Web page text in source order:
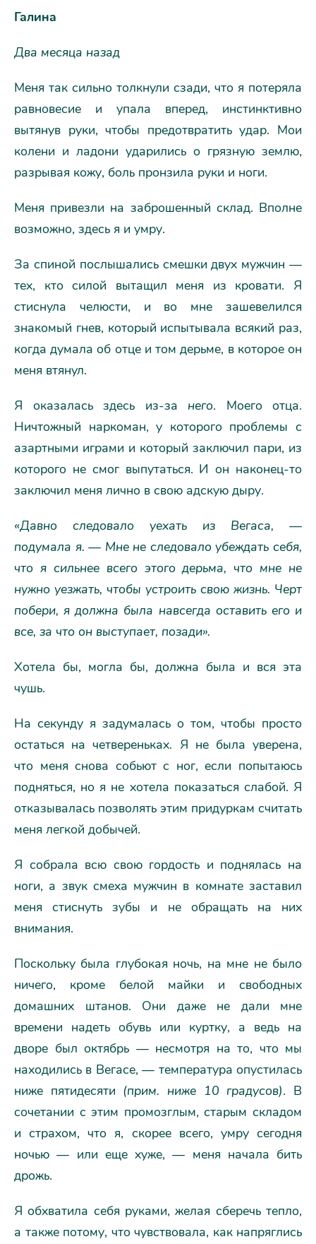
Галина
Два месяца назад
Меня так сильно толкнули сзади, что я потеряла
равновесие и упала вперед, инстинктивно
вытянув руки, чтобы предотвратить удар. Мои
колени и ладони ударились о грязную землю,
разрывая кожу, боль пронзила руки и ноги.
Меня привезли на заброшенный склад. Вполне
возможно, здесь я и умру.
За спиной послышались смешки двух мужчин —
тех, кто силой вытащил меня из кровати. Я
стиснула челюсти, и во мне зашевелился
знакомый гнев, который испытывала всякий раз,
когда думала об отце и том дерьме, в которое он
меня втянул.
Я оказалась здесь из-за него. Моего отца.
Ничтожный наркоман, у которого проблемы с
азартными играми и который заключил пари, из
которого не смог выпутаться. И он наконец-то
заключил меня лично в свою адскую дыру.
«Давно следовало уехать из Вегаса, —
подумала я. — Мне не следовало убеждать себя,
что я сильнее всего этого дерьма, что мне не
нужно уезжать, чтобы устроить свою жизнь. Черт
побери, я должна была навсегда оставить его и
все, за что он выступает, позади».
Хотела бы, могла бы, должна была и вся эта
чушь.
На секунду я задумалась о том, чтобы просто
остаться на четвереньках. Я не была уверена,
что меня снова собьют с ног, если попытаюсь
подняться, но я не хотела показаться слабой. Я
отказывалась позволять этим придуркам считать
меня легкой добычей.
Я собрала всю свою гордость и поднялась на
ноги, а звук смеха мужчин в комнате заставил
меня стиснуть зубы и не обращать на них
внимания.
Поскольку была глубокая ночь, на мне не было
ничего, кроме белой майки и свободных
домашних штанов. Они даже не дали мне
времени надеть обувь или куртку, а ведь на
дворе был октябрь — несмотря на то, что мы
находились в Вегасе, — температура опустилась
ниже пятидесяти (прим. ниже 10 градусов). В
сочетании с этим промозглым, старым складом
и страхом, что я, скорее всего, умру сегодня
ночью — или еще хуже, — меня начала бить
дрожь.
Я обхватила себя руками, желая сберечь тепло,
а также потому, что чувствовала, как напряглись